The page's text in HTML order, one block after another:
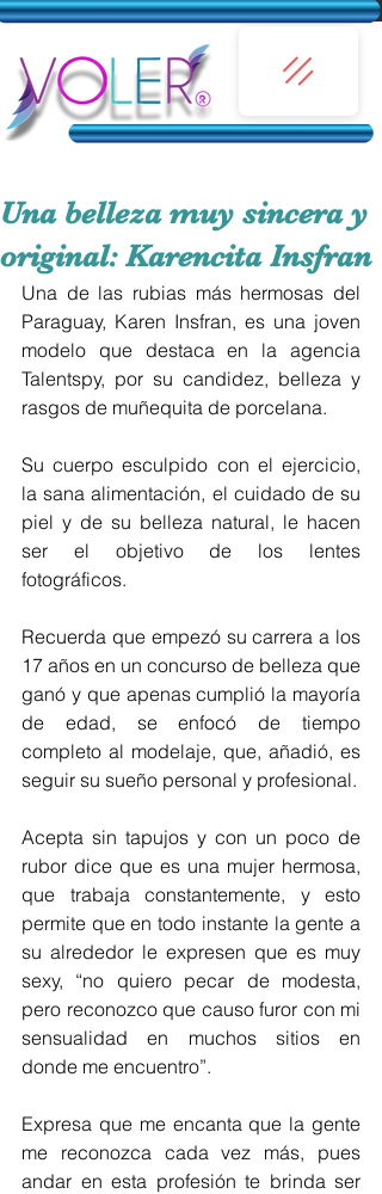
Una belleza muy sincera y
original: Karencita Insfran
Una de las rubias más hermosas del
Paraguay, Karen Insfran, es una joven
modelo que destaca en la agencia
Talentspy, por su candidez, belleza y
rasgos de muñequita de porcelana.
Su cuerpo esculpido con el ejercicio,
la sana alimentación, el cuidado de su
piel y de su belleza natural, le hacen
ser el objetivo de los lentes
fotográficos.
Recuerda que empezó su carrera a los
17 años en un concurso de belleza que
ganó y que apenas cumplió la mayoría
de edad, se enfocó de tiempo
completo al modelaje, que, añadió, es
seguir su sueño personal y profesional.
Acepta sin tapujos y con un poco de
rubor dice que es una mujer hermosa,
que trabaja constantemente, y esto
permite que en todo instante la gente a
su alrededor le expresen que es muy
sexy, “no quiero pecar de modesta,
pero reconozco que causo furor con mi
sensualidad en muchos sitios en
donde me encuentro”.
Expresa que me encanta que la gente
me reconozca cada vez más, pues
andar en esta profesión te brinda ser